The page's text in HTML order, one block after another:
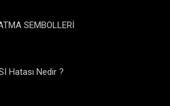
SEMBOLLERİ
Hatası Nedir ?